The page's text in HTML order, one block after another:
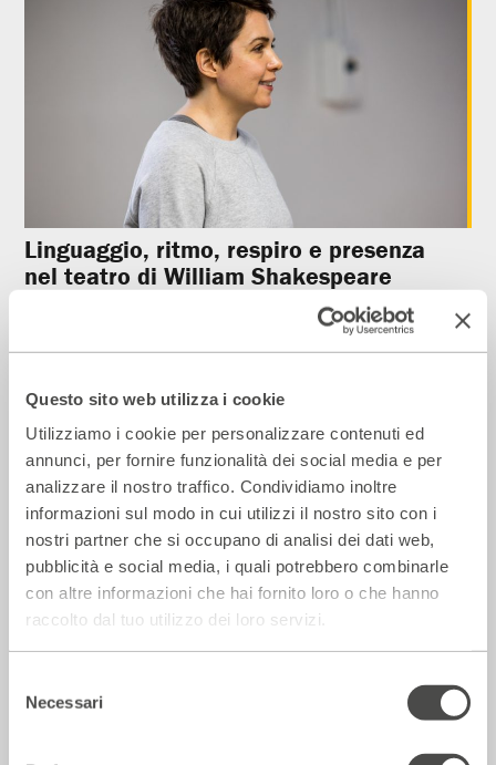
Questo sito web utilizza i cookie
Utilizziamo i cookie per personalizzare contenuti ed
annunci, per fornire funzionalità dei social media e per
analizzare il nostro traffico. Condividiamo inoltre
informazioni sul modo in cui utilizzi il nostro sito con i
nostri partner che si occupano di analisi dei dati web,
pubblicità e social media, i quali potrebbero combinarle
con altre informazioni che hai fornito loro o che hanno
raccolto dal tuo utilizzo dei loro servizi.
delNecessari
Linguaggio, ritmo, respiro e presenza
nel teatro di William Shakespeare
2018 - 2019